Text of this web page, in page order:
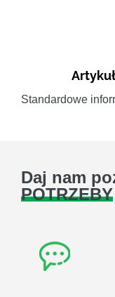
Standardowe
Daj nam
POTRZEBY